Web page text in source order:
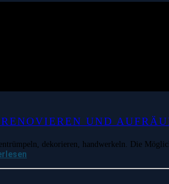
UND
dekorieren, handwerkeln. Die